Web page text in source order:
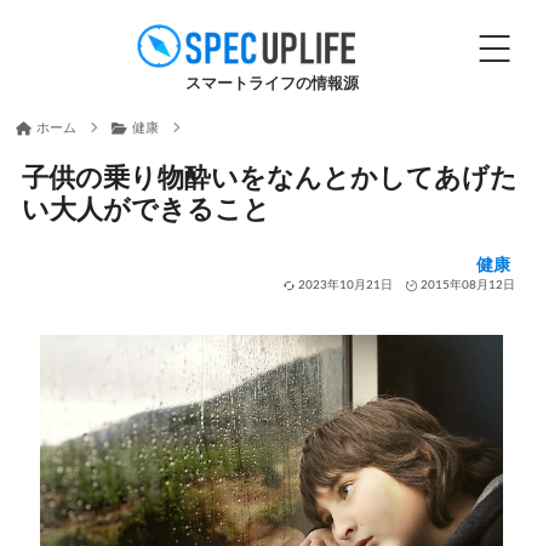
スマートライフの情報源
ホーム 健康
子供の乗り物酔いをなんとかしてあげた
い大人ができること
健康
2023年10月21日 2015年08月12日